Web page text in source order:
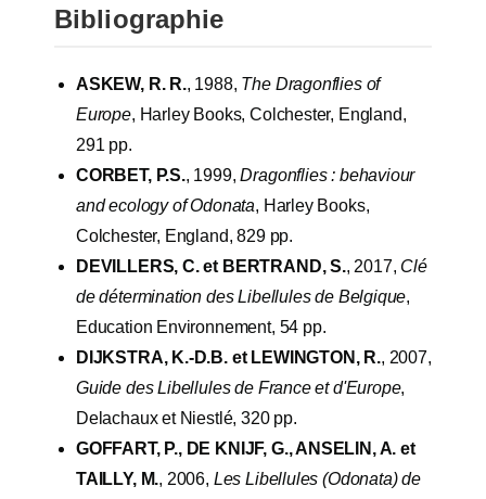
Bibliographie
ASKEW, R. R., 1988, The Dragonflies of
Europe, Harley Books, Colchester, England,
291 pp.
CORBET, P.S., 1999,Dragonflies : behaviour
and ecology of Odonata, Harley Books,
Colchester, England, 829 pp.
DEVILLERS, C. et BERTRAND, S., 2017, Clé
de détermination des Libellules de Belgique,
Education Environnement, 54 pp.
DIJKSTRA, K.-D.B. et LEWINGTON, R., 2007,
Guide des Libellules de France et d'Europe,
Delachaux et Niestlé, 320 pp.
GOFFART, P., DE KNIJF, G., ANSELIN, A. et
TAILLY, M., 2006, Les Libellules (Odonata) de